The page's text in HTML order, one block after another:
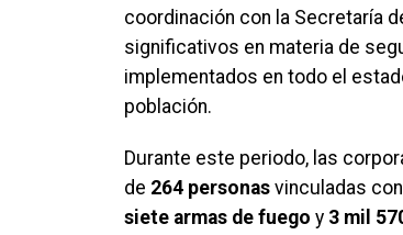
coordinación con la Secretaría
significativos en materia de
implementados en todo el
población.
Durante este periodo, las
de 264 personas vinculadas
siete armas de fuego y 3 mil